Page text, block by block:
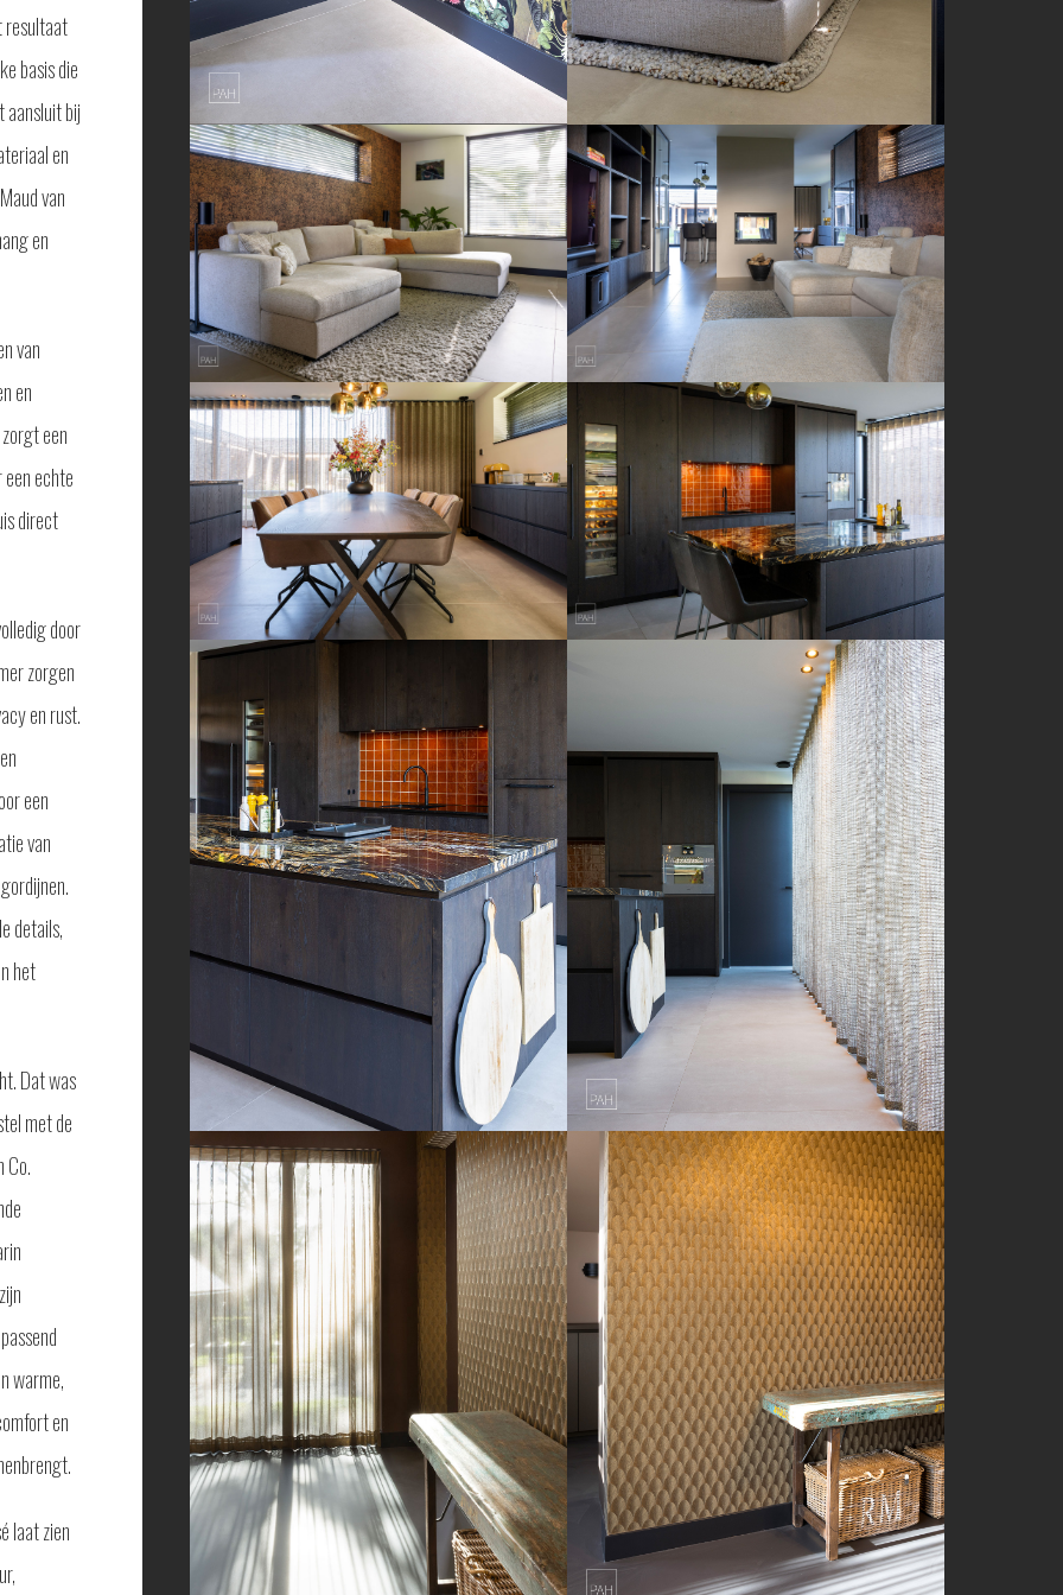
resultaat
basis die
aansluit bij
en
van
en
van
en
een
echte
direct
door
zorgen
en rust.
een
van
details,
het
Dat was
met de
Co.
warme,
en
laat zien